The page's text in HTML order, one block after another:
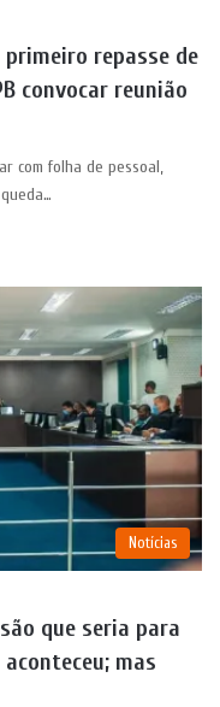
primeiro repasse de
convocar reunião
com folha de pessoal,
Notícias
que seria para
mas